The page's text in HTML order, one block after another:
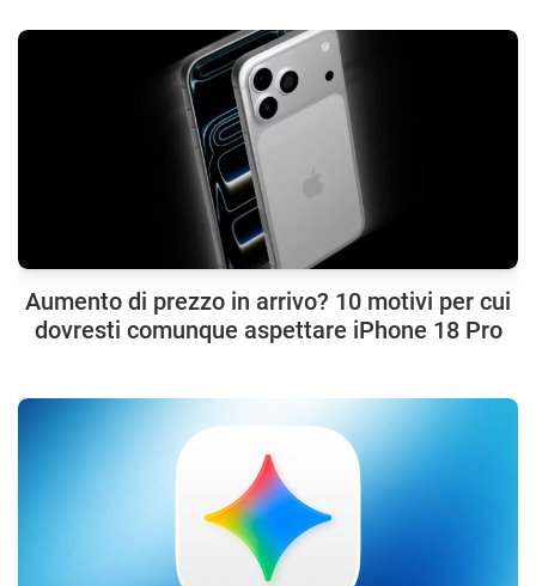
Aumento di prezzo in arrivo? 10 motivi per cui
dovresti comunque aspettare iPhone 18 Pro